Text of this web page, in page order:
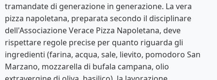
tramandate di generazione in generazione. La vera
pizza napoletana, preparata secondo il disciplinare
dell'Associazione Verace Pizza Napoletana, deve
rispettare regole precise per quanto riguarda gli
ingredienti (farina, acqua, sale, lievito, pomodoro San
Marzano, mozzarella di bufala campana, olio